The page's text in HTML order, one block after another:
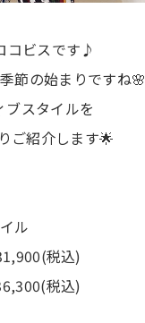
コビスです♪
節の始まりですね🌸
ブスタイルを
ご紹介します🌟
ル
税込)
税込)